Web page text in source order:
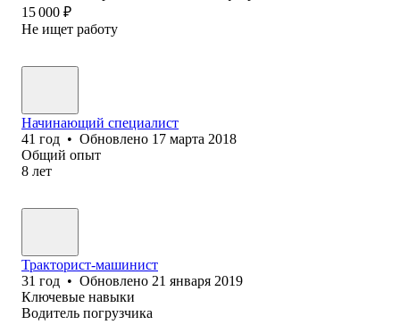
15 000 ₽
Не ищет работу
Начинающий специалист
41 год • Обновлено 17 марта 2018
Общий опыт
8 лет
Тракторист-машинист
31 год • Обновлено 21 января 2019
Ключевые навыки
Водитель погрузчика